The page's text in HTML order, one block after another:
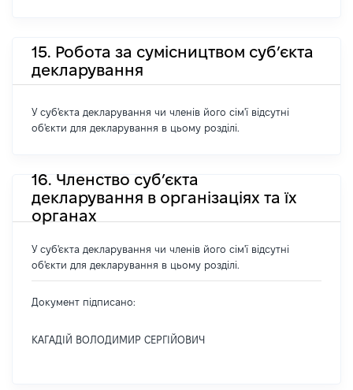
15. Робота за сумісництвом суб’єкта
декларування
У суб'єкта декларування чи членів його сім'ї відсутні
об'єкти для декларування в цьому розділі.
16. Членство суб’єкта
декларування в організаціях та їх
органах
У суб'єкта декларування чи членів його сім'ї відсутні
об'єкти для декларування в цьому розділі.
Документ підписано:
КАГАДІЙ ВОЛОДИМИР СЕРГІЙОВИЧ